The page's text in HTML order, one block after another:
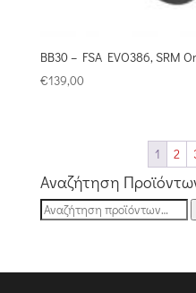
BB30 – FSA EVO386, SRM
€139,00
1 2
Αναζήτηση
Αναζήτηση